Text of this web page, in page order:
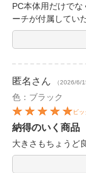
PC本体用だけで
ーチが付属してい
匿名 さん （2026/6/
色：ブラック
ビ
納得のいく商品
大きさもちょうど